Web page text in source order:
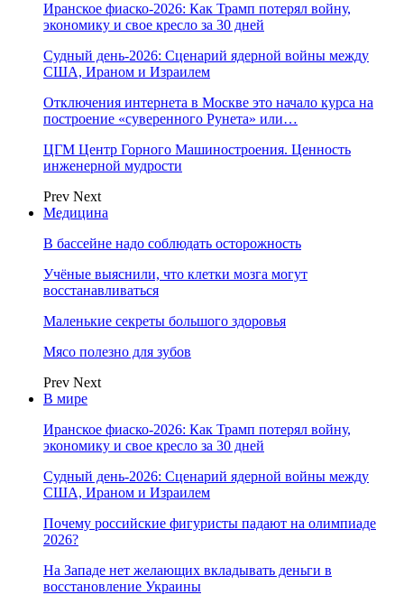
Иранское фиаско-2026: Как Трамп потерял войну,
экономику и свое кресло за 30 дней
Судный день-2026: Сценарий ядерной войны между
США, Ираном и Израилем
Отключения интернета в Москве это начало курса на
построение «суверенного Рунета» или…
ЦГМ Центр Горного Машиностроения. Ценность
инженерной мудрости
Prev Next
Медицина
В бассейне надо соблюдать осторожность
Учёные выяснили, что клетки мозга могут
восстанавливаться
Маленькие секреты большого здоровья
Мясо полезно для зубов
Prev Next
В мире
Иранское фиаско-2026: Как Трамп потерял войну,
экономику и свое кресло за 30 дней
Судный день-2026: Сценарий ядерной войны между
США, Ираном и Израилем
Почему российские фигуристы падают на олимпиаде
2026?
На Западе нет желающих вкладывать деньги в
восстановление Украины